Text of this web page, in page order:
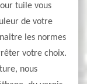
tuile vous
de votre
les normes
votre choix.
nous